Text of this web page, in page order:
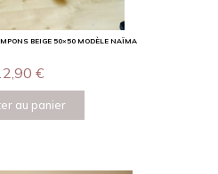
BEIGE 50×50 MODÈLE NAÏMA
€
au panier